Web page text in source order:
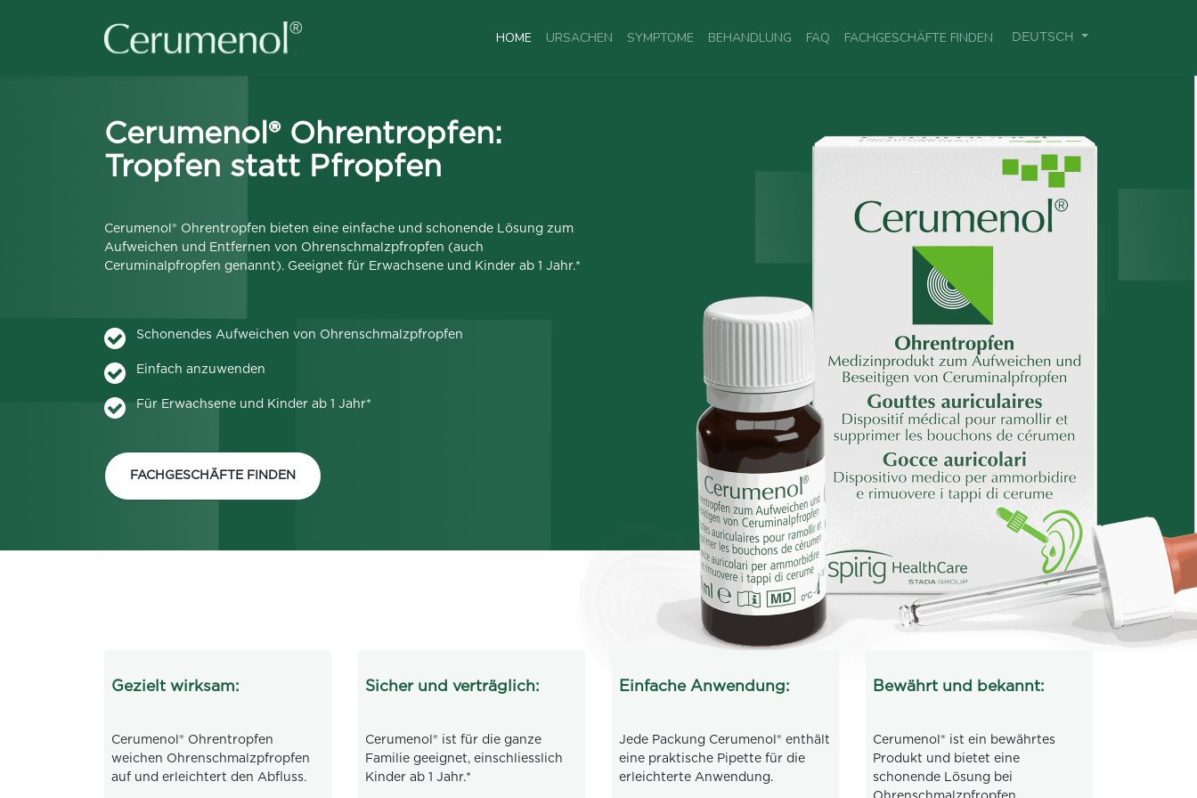
HOME URSACHEN SYMPTOME BEHANDLUNG FAQ FACHGESCHÄFTE FINDEN DEUTSCH
Cerumenol® Ohrentropfen:
Tropfen statt Pfropfen
Cerumenol® Ohrentropfen bieten eine einfache und schonende Lösung zum
Aufweichen und Entfernen von Ohrenschmalzpfropfen (auch
Ceruminalpfropfen genannt). Geeignet für Erwachsene und Kinder ab 1 Jahr.*
Schonendes Aufweichen von Ohrenschmalzpfropfen
Einfach anzuwenden
Für Erwachsene und Kinder ab 1 Jahr*
FACHGESCHÄFTE FINDEN
Gezielt wirksam:
Cerumenol® Ohrentropfen
weichen Ohrenschmalzpfropfen
auf und erleichtert den Abfluss.
Sicher und verträglich:
Cerumenol® ist für die ganze
Familie geeignet, einschliesslich
Kinder ab 1 Jahr.*
Einfache Anwendung:
Jede Packung Cerumenol® enthält
eine praktische Pipette für die
erleichterte Anwendung.
Bewährt und bekannt:
Cerumenol® ist ein bewährtes
Produkt und bietet eine
schonende Lösung bei